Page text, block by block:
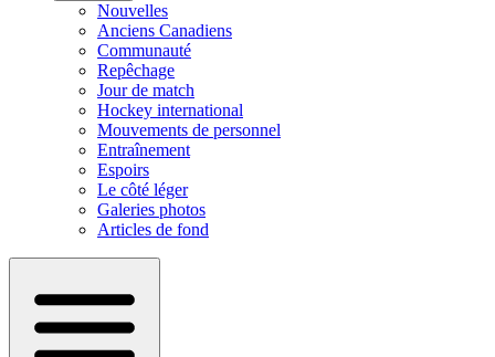
Nouvelles
Anciens Canadiens
Communauté
Repêchage
Jour de match
Hockey international
Mouvements de personnel
Entraînement
Espoirs
Le côté léger
Galeries photos
Articles de fond